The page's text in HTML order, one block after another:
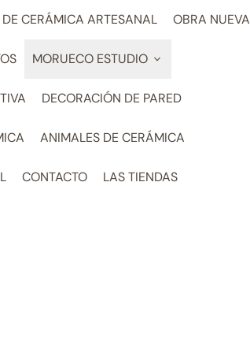
CERÁMICA ARTESANAL OBRA NUEVA
MORUECO ESTUDIO
DECORACIÓN DE PARED
ANIMALES DE CERÁMICA
CONTACTO LAS TIENDAS